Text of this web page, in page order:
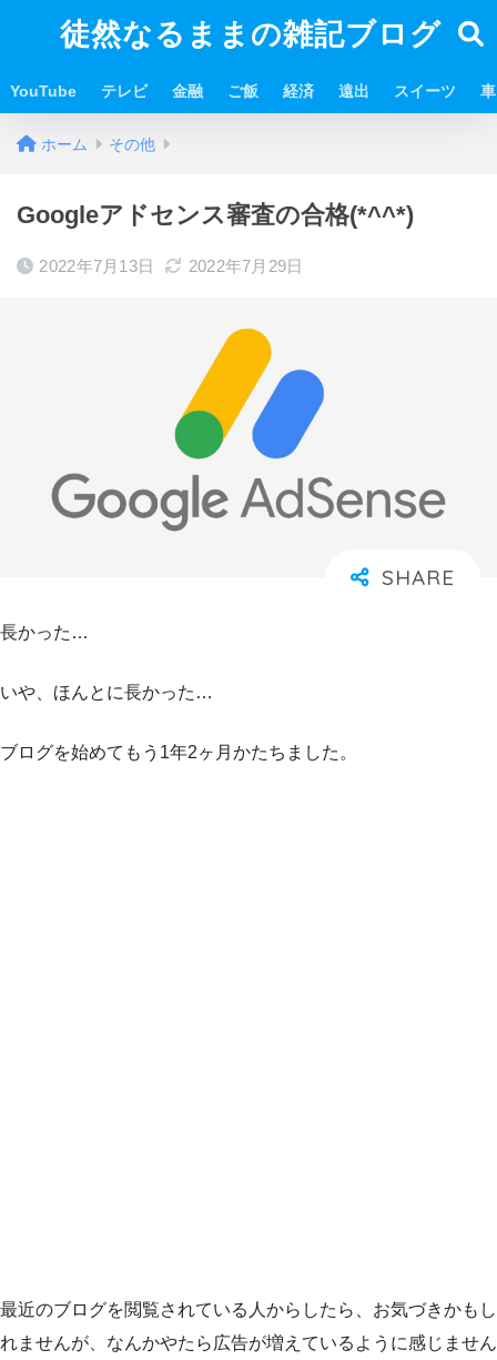
徒然なるままの雑記ブログ
YouTube テレビ 金融 ご飯 経済 遠出 スイーツ 車
ホーム その他
Googleアドセンス審査の合格(*^^*)
2022年7月13日 2022年7月29日
長かった…
いや、ほんとに長かった…
ブログを始めてもう1年2ヶ月かたちました。
最近のブログを閲覧されている人からしたら、お気づきかもし
れませんが、なんかやたら広告が増えているように感じません